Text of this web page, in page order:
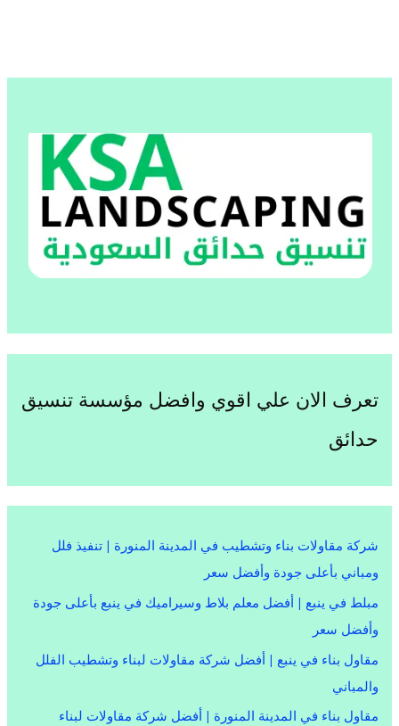
تعرف الان علي اقوي وافضل مؤسسة تنسيق
حدائق
شركة مقاولات بناء وتشطيب في المدينة المنورة | تنفيذ فلل
ومباني بأعلى جودة وأفضل سعر
مبلط في ينبع | أفضل معلم بلاط وسيراميك في ينبع بأعلى جودة
وأفضل سعر
مقاول بناء في ينبع | أفضل شركة مقاولات لبناء وتشطيب الفلل
والمباني
مقاول بناء في المدينة المنورة | أفضل شركة مقاولات لبناء